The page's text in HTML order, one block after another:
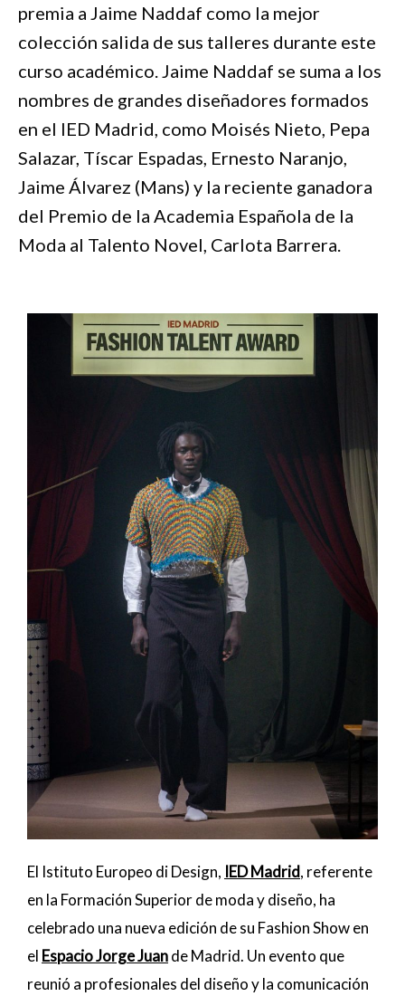
premia a Jaime Naddaf como la mejor
colección salida de sus talleres durante este
curso académico. Jaime Naddaf se suma a los
nombres de grandes diseñadores formados
en el IED Madrid, como Moisés Nieto, Pepa
Salazar, Tíscar Espadas, Ernesto Naranjo,
Jaime Álvarez (Mans) y la reciente ganadora
del Premio de la Academia Española de la
Moda al Talento Novel, Carlota Barrera.
El Istituto Europeo di Design, IED Madrid, referente
en la Formación Superior de moda y diseño, ha
celebrado una nueva edición de su Fashion Show en
el Espacio Jorge Juande Madrid. Un evento que
reunió a profesionales del diseño y la comunicación